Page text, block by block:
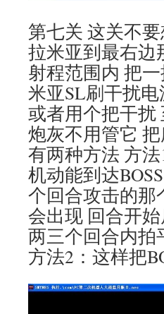
第七关 这关不
拉米亚到最右边
射程范围内 把
米亚SL刷干扰
或者用个把干扰
炮灰不用管它 把
有两种方法 方
机动能到达
个回合攻击的那
会出现 回合开
两三个回合内拍
方法2：这样把